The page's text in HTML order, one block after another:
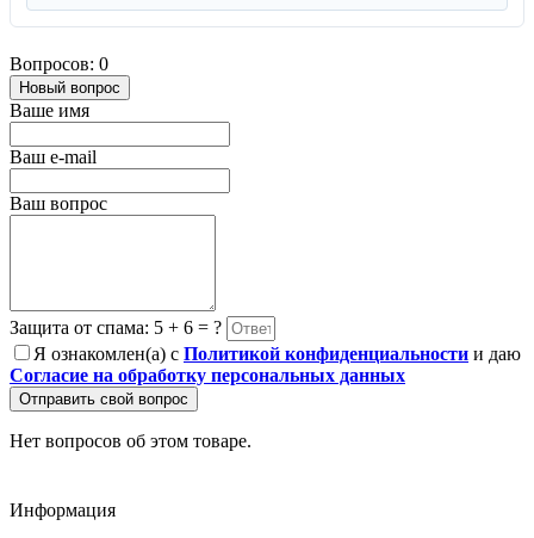
Вопросов: 0
Новый вопрос
Ваше имя
Ваш e-mail
Ваш вопрос
Защита от спама: 5 + 6 = ?
Я ознакомлен(а) с Политикой конфиденциальности и даю
Согласие на обработку персональных данных
Отправить свой вопрос
Нет вопросов об этом товаре.
Информация